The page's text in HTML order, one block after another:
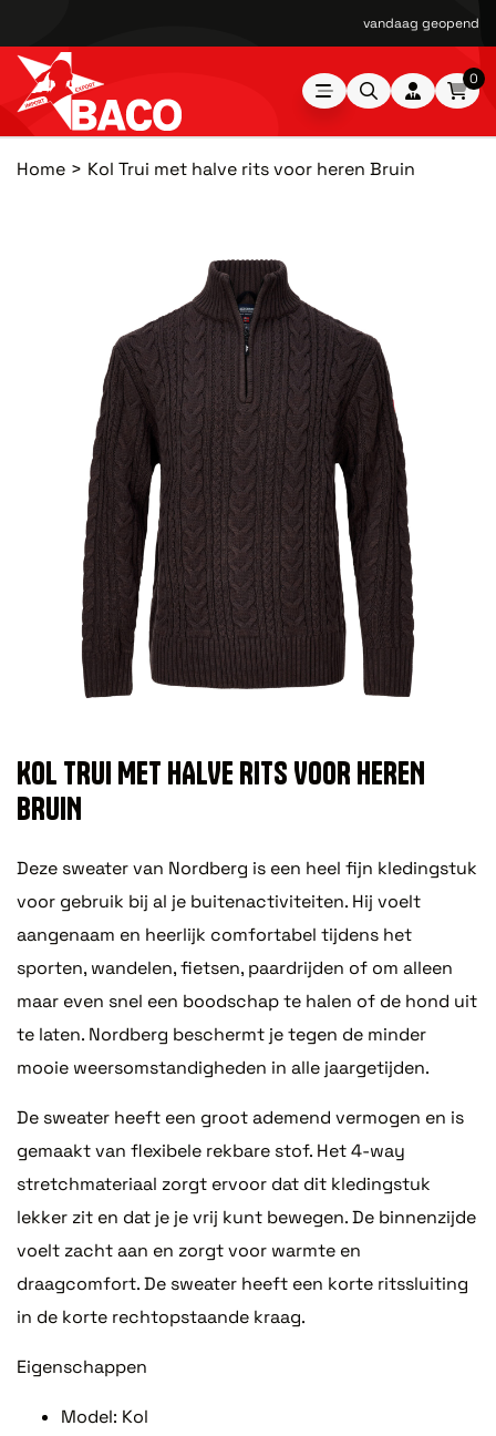
vandaag geopend
0
Home Kol Trui met halve rits voor heren Bruin
KOL TRUI MET HALVE RITS VOOR HEREN
BRUIN
Deze sweater van Nordberg is een heel fijn kledingstuk
voor gebruik bij al je buitenactiviteiten. Hij voelt
aangenaam en heerlijk comfortabel tijdens het
sporten, wandelen, fietsen, paardrijden of om alleen
maar even snel een boodschap te halen of de hond uit
te laten. Nordberg beschermt je tegen de minder
mooie weersomstandigheden in alle jaargetijden.
De sweater heeft een groot ademend vermogen en is
gemaakt van flexibele rekbare stof. Het 4-way
stretchmateriaal zorgt ervoor dat dit kledingstuk
lekker zit en dat je je vrij kunt bewegen. De binnenzijde
voelt zacht aan en zorgt voor warmte en
draagcomfort. De sweater heeft een korte ritssluiting
in de korte rechtopstaande kraag.
Eigenschappen
Model: Kol